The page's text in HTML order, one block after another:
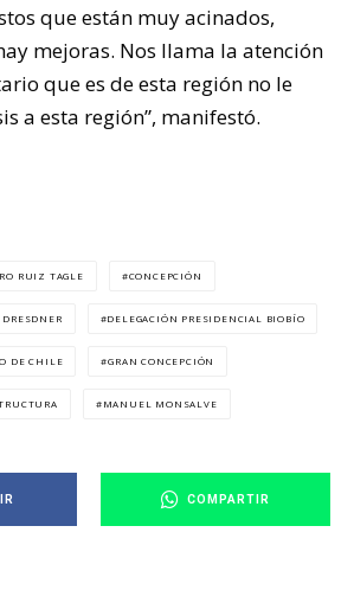
que están muy acinados,
mejoras. Nos llama la atención
que es de esta región no le
a esta región”, manifestó.
RUIZ TAGLE CONCEPCIÓN
DELEGACIÓN PRESIDENCIAL BIOBÍO
DE CHILE GRAN CONCEPCIÓN
MANUEL MONSALVE
COMPARTIR